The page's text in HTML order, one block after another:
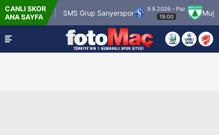
CANLI SKOR
ANA SAYFA
SMS Grup Sarıyerspor
9.8.2026 - Paz